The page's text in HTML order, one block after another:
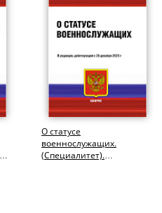
О статусе
военнослужащих.
(Специалитет).